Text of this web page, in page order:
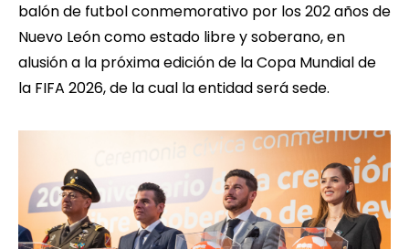
balón de futbol conmemorativo por los 202 años de
Nuevo León como estado libre y soberano, en
alusión a la próxima edición de la Copa Mundial de
la FIFA 2026, de la cual la entidad será sede.